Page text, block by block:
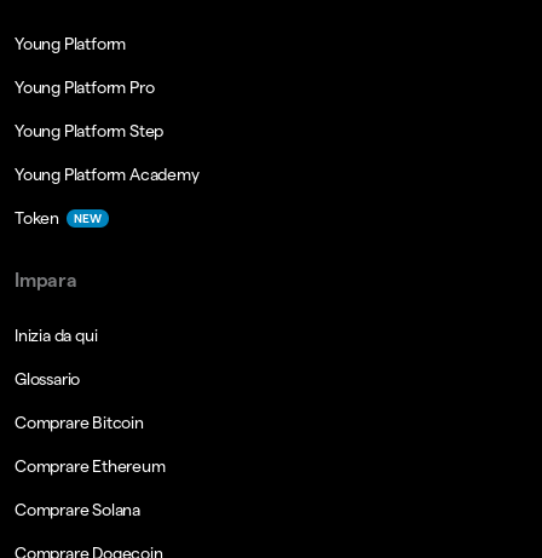
Young Platform
Young Platform Pro
Young Platform Step
Young Platform Academy
Token NEW
Impara
Inizia da qui
Glossario
Comprare Bitcoin
Comprare Ethereum
Comprare Solana
Comprare Dogecoin